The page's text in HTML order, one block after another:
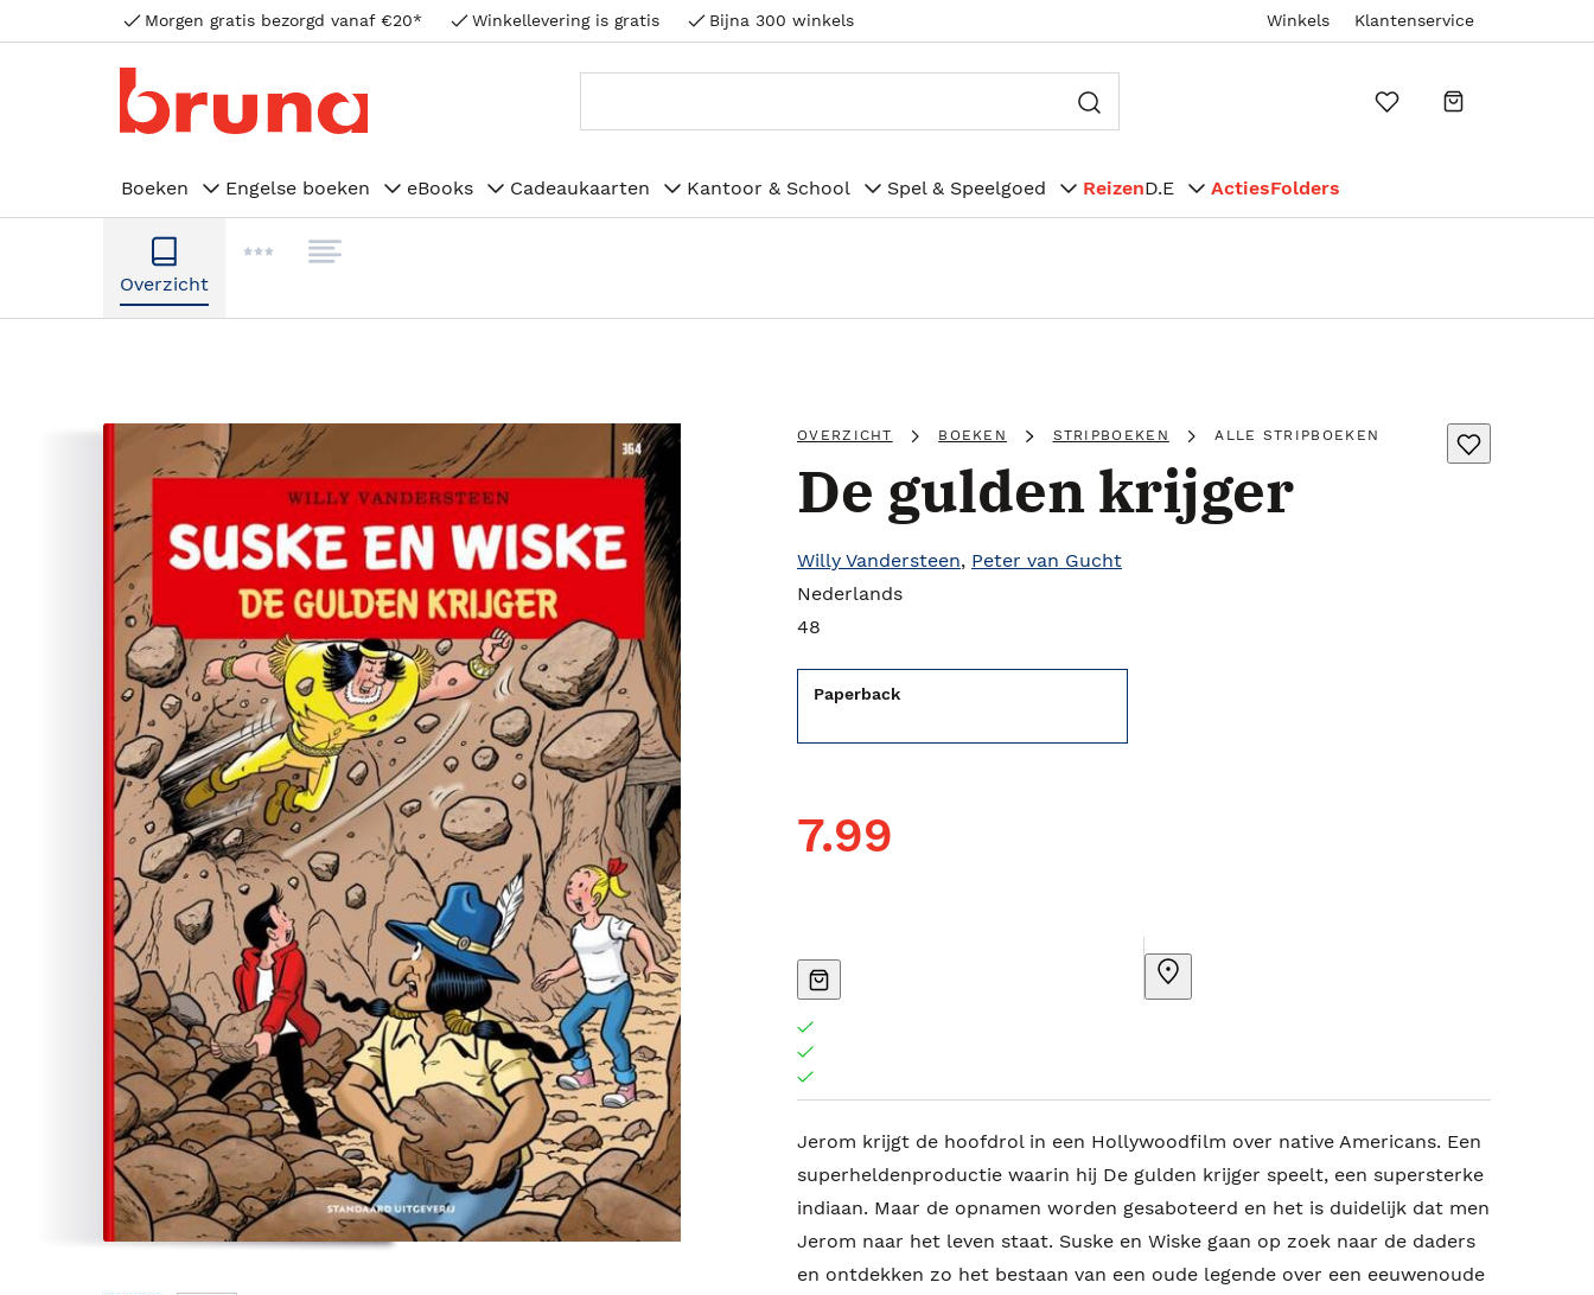
Morgen gratis bezorgd vanaf €20* Winkellevering is gratis Bijna 300 winkels Winkels Klantenservice
Boeken Engelse boeken eBooks Cadeaukaarten Kantoor & School Spel & Speelgoed ReizenD.E ActiesFolders
Overzicht
OVERZICHT BOEKEN STRIPBOEKEN ALLE STRIPBOEKEN
De gulden krijger
Willy Vandersteen, Peter van Gucht
Nederlands
48
Paperback
7.99
Jerom krijgt de hoofdrol in een Hollywoodfilm over native Americans. Een
superheldenproductie waarin hij De gulden krijger speelt, een supersterke
indiaan. Maar de opnamen worden gesaboteerd en het is duidelijk dat men
Jerom naar het leven staat. Suske en Wiske gaan op zoek naar de daders
en ontdekken zo het bestaan van een oude legende over een eeuwenoude